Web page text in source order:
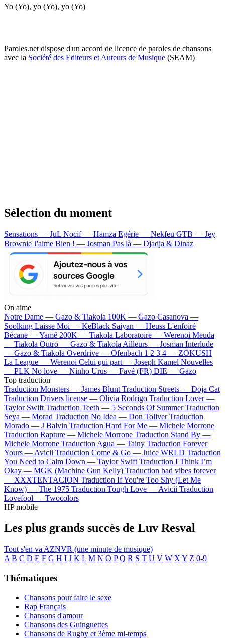
Yo (Yo), yo (Yo), yo (Yo)
Paroles.net dispose d'un accord de licence de paroles de chansons
avec la Société des Editeurs et Auteurs de Musique (SEAM)
Sélection du moment
Sensations — JuL Nocif — Hamza Egérie — Nekfeu GTB — Jey
Brownie J'aime Bien ! — Josman Pas là — Djadja & Dinaz
On aime
Notre Dame — Gazo & Tiakola 100K — Gazo Casanova —
Soolking Laisse Moi — KeBlack Saiyan — Heuss L'enfoiré
Bécane —Yamê 200K — Tiakola Laboratoire — Werenoi Meuda
— Tiakola Outro — Gazo & Tiakola Ailleurs — Josman Interlude
— Gazo & Tiakola Overdrive — Ofenbach 1 2 3 4 — ZOKUSH
La League — Werenoi Celui qui part — Joseph Kamel Nouvelles
— PLK No love — Ninho Urus — Favé (FR) DIE — Gazo
Top traduction
Traduction Monsters — James Blunt Traduction Streets — Doja Cat
Traduction Drivers license — Olivia Rodrigo Traduction Lover —
Taylor Swift Traduction Teeth — 5 Seconds Of Summer Traduction
Seya — Morad Traduction No Idea — Don Toliver Traduction
Morado — J Balvin Traduction Hard For Me — Michele Morrone
Traduction Rapture — Michele Morrone Traduction Stand By —
Michele Morrone Traduction Agua — Tainy Traduction Forever
Yours — Avicii Traduction Come & Go — Juice WRLD Traduction
You Need to Calm Down — Taylor Swift Traduction I Think I’m
Okay — MGK (Machine Gun Kelly) Traduction bad vibes forever
— XXXTENTACION Traduction If You're Too Shy (Let Me
Know) — The 1975 Traduction Tough Love — Avicii Traduction
Lovefool — Twocolors
HP mobile
Les plus grands succès de Luv Resval
Tout s'en va AZNVR (une minute de musique)
A B C D E F G H I J K L M N O P Q R S T U V W X Y Z 0-9
Thématiques
Chansons pour faire le sexe
Rap Français
Chansons d'amour
Chansons des Guinguettes
Chansons de Rugby et 3ème mi-temps